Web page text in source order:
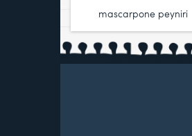
mascarpone peyniri